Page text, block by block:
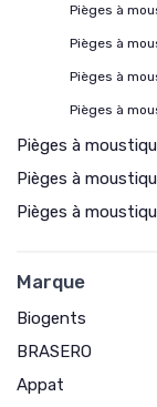
Pièges à
Pièges à
Pièges à
Pièges à
Pièges à
Pièges à
Pièges à
Marque
Biogents
BRASERO
Appat